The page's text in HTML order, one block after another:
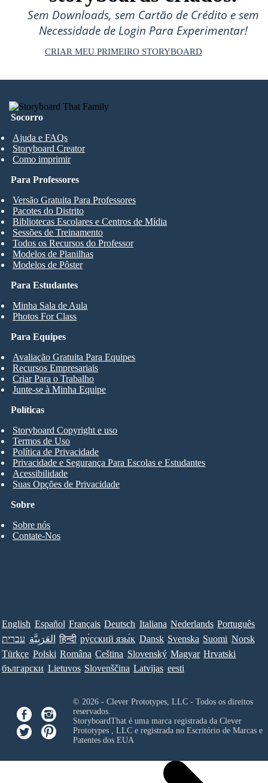
Sem Downloads, sem Cartão de Crédito e sem
Necessidade de Login Para Experimentar!
CRIAR MEU PRIMEIRO STORYBOARD
Socorro
Ajuda e FAQs
Storyboard Creator
Como imprimir
Para Estudantes
Minha Sala de Aula
Photos For Class
Para Professores
Versão Gratuita Para Professores
Pacotes do Distrito
Bibliotecas Escolares e Centros de Mídia
Sessões de Treinamento
Todos os Recursos do Professor
Modelos de Planilhas
Modelos de Pôster
Para Equipes
Avaliação Gratuita Para Equipes
Recursos Empresariais
Criar Para o Trabalho
Junte-se à Minha Equipe
Sobre
Sobre nós
Contate-Nos
Políticas
Storyboard Copyright e uso
Termos de Uso
Política de Privacidade
Privacidade e Segurança Para Escolas e Estudantes
Acessibilidade
Suas Opções de Privacidade
English Español Français Deutsch Italiana Nederlands Português
עברית العَرَبِيَّة हिन्दी ру́сский язы́к Dansk Svenska Suomi Norsk
Türkçe Polski Româna Ceština Slovenský Magyar Hrvatski
български Lietuvos Slovenščina Latvijas eesti
© 2026 - Clever Prototypes, LLC - Todos os direitos
reservados.
StoryboardThat é uma marca registrada da Clever
Prototypes , LLCe registrada no Escritório de Marcas e
Patentes dos EUA